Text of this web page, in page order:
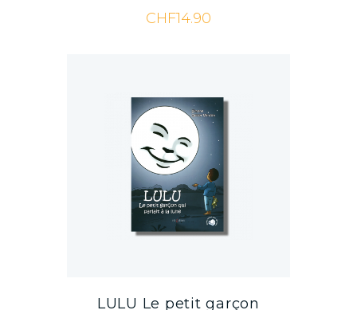
CHF14.90
LULU Le petit garçon